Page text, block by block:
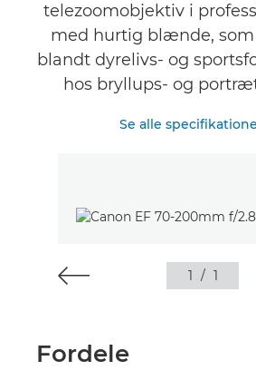
telezoomobjektiv i
med hurtig blænde,
blandt dyrelivs- og
hos bryllups- og
Se alle
1 / 1
Fordele